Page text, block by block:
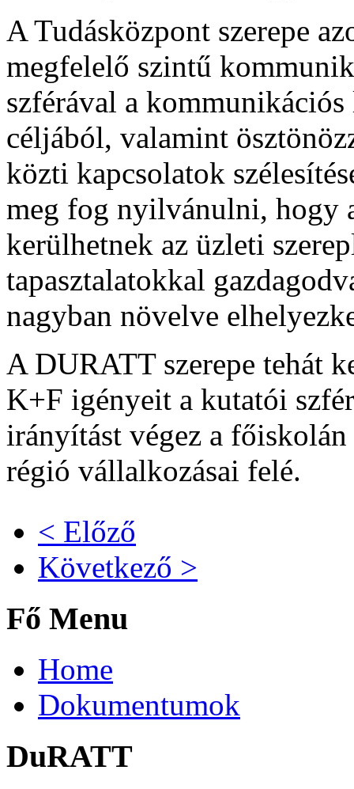
A Tudásközpont szerepe
megfelelő szintű
szférával a kommunikációs
céljából, valamint
közti kapcsolatok
meg fog nyilvánulni, hogy
kerülhetnek az üzleti
tapasztalatokkal
nagyban növelve
A DURATT szerepe tehát
K+F igényeit a kutatói
irányítást végez a főiskolán
régió vállalkozásai felé.
< Előző
Következő >
Fő Menu
Home
Dokumentumok
DuRATT